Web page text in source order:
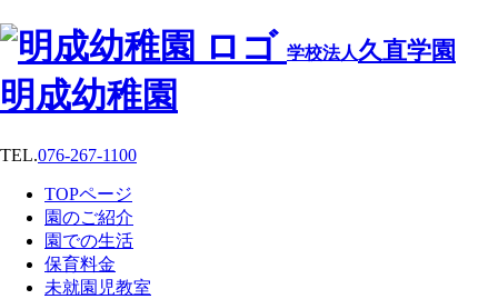
学校法人久直学園
明成幼稚園
TEL.076-267-1100
TOPページ
園のご紹介
園での生活
保育料金
未就園児教室